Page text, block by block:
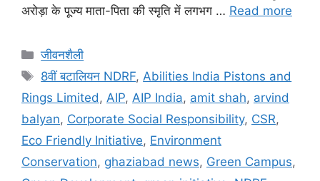
अरोड़ा के पूज्य माता-पिता की स्मृति में लगभग … Read more
जीवनशैली
8वीं बटालियन NDRF, Abilities India Pistons and
Rings Limited , AIP, AIP India, amit shah, arvind
balyan, Corporate Social Responsibility, CSR,
Eco Friendly Initiative, Environment
Conservation, ghaziabad news, Green Campus,